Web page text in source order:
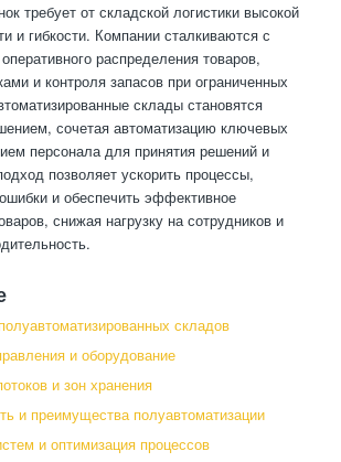
требует от складской логистики высокой
и гибкости. Компании сталкиваются с
распределения товаров,
и контроля запасов при ограниченных
склады становятся
сочетая автоматизацию ключевых
персонала для принятия решений и
позволяет ускорить процессы,
и обеспечить эффективное
снижая нагрузку на сотрудников и
складов
и оборудование
и зон хранения
и преимущества полуавтоматизации
и оптимизация процессов